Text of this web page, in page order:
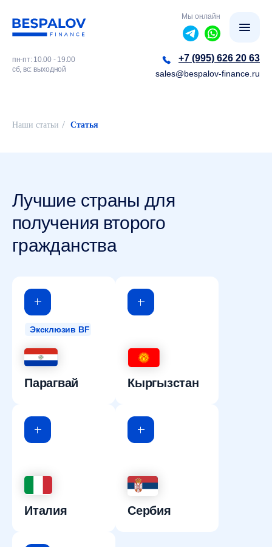
sales@bespalov-finance.ru
+7 (995) 626 20 63
Мы онлайн
пн-пт: 10.00 - 19.00
сб, вс: выходной
Наши статьи / Статья
Лучшие страны для
получения второго
гражданства
Эксклюзив BF
Парагвай Кыргызстан
Италия Сербия